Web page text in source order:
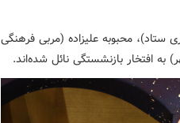
محبوبه علیزاده (مربی فرهنگی
افتخار بازنشستگی نائل شده‌اند.